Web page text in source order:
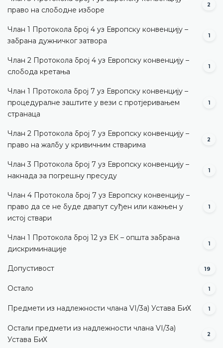
право на слободне изборе
2
Члан 1 Протокола број 4 уз Европску конвенцију –
забрана дужничког затвора
1
Члан 2 Протокола број 4 уз Европску конвенцију –
слобода кретања
1
Члан 1 Протокола број 7 уз Европску конвенцију –
процедуралне заштите у вези с протјеривањем
странаца
1
Члан 2 Протокола број 7 уз Европску конвенцију –
право на жалбу у кривичним стварима
2
Члан 3 Протокола број 7 уз Европску конвенцију –
накнада за погрешну пресуду
1
Члан 4 Протокола број 7 уз Европску конвенцију –
право да се не буде двапут суђен или кажњен у
истој ствари
1
Члан 1 Протокола број 12 уз ЕК – општа забрана
дискриминације
1
Допустивост 19
Остало 1
Предмети из надлежности члана VI/3а) Устава БиХ 1
Остали предмети из надлежности члана VI/3а)
Устава БиХ
2